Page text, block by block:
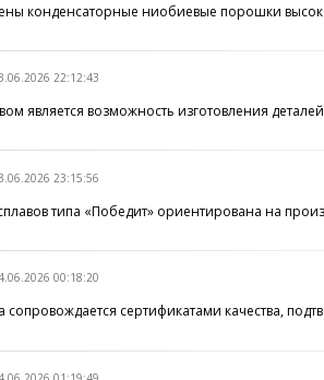
конденсаторные ниобиевые порошки
22:12:43
является возможность изготовления
23:15:56
типа «Победит» ориентирована на
00:18:20
сопровождается сертификатами качества,